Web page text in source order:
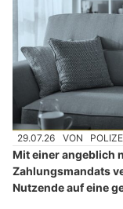
29.07.26 VON
Mit einer angeblich
Zahlungsmandats
Nutzende auf eine